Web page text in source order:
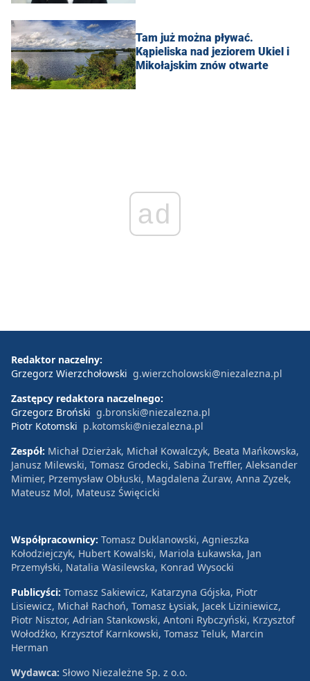
Tam już można pływać.
Kąpieliska nad jeziorem Ukiel i
Mikołajskim znów otwarte
ad
Redaktor naczelny:
Grzegorz Wierzchołowski g.wierzcholowski@niezalezna.pl
Zastępcy redaktora naczelnego:
Grzegorz Broński g.bronski@niezalezna.pl
Piotr Kotomski p.kotomski@niezalezna.pl
Zespół: Michał Dzierżak, Michał Kowalczyk, Beata Mańkowska,
Janusz Milewski, Tomasz Grodecki, Sabina Treffler, Aleksander
Mimier, Przemysław Obłuski, Magdalena Żuraw, Anna Zyzek,
Mateusz Mol, Mateusz Święcicki
Współpracownicy: Tomasz Duklanowski, Agnieszka
Kołodziejczyk, Hubert Kowalski, Mariola Łukawska, Jan
Przemyłski, Natalia Wasilewska, Konrad Wysocki
Publicyści: Tomasz Sakiewicz, Katarzyna Gójska, Piotr
Lisiewicz, Michał Rachoń, Tomasz Łysiak, Jacek Liziniewicz,
Piotr Nisztor, Adrian Stankowski, Antoni Rybczyński, Krzysztof
Wołodźko, Krzysztof Karnkowski, Tomasz Teluk, Marcin
Herman
Wydawca: Słowo Niezależne Sp. z o.o.